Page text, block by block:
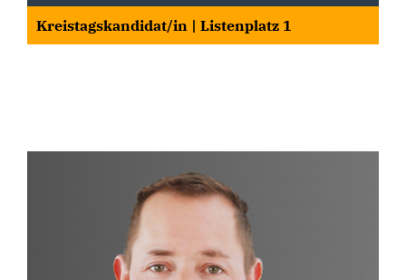
Kreistagskandidat/in | Listenplatz 1